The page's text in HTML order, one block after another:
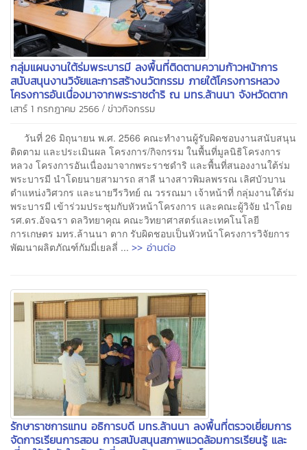
กลุ่มแผนงานใต้ร่มพระบารมี ลงพื้นที่ติดตามความก้าวหน้าการ
สนับสนุนงานวิจัยและการสร้างนวัตกรรม ภายใต้โครงการหลวง
โครงการอันเนื่องมาจากพระราชดำริ ณ มทร.ล้านนา จังหวัดตาก
เสาร์ 1 กรกฎาคม 2566 / ข่าวกิจกรรม
วันที่ 26 มิถุนายน พ.ศ. 2566 คณะทำงานผู้รับผิดชอบงานสนับสนุน
ติดตาม และประเมินผล โครงการ/กิจกรรม ในพื้นที่มูลนิธิโครงการ
หลวง โครงการอันเนื่องมาจากพระราชดำริ และพื้นที่สนองงานใต้ร่ม
พระบารมี นำโดยนายสามารถ สาลี นางสาวพิมลพรรณ เลิศบัวบาน
ตำแหน่งวิศวกร และนายวีรวิทย์ ณ วรรณมา เจ้าหน้าที่ กลุ่มงานใต้ร่ม
พระบารมี เข้าร่วมประชุมกับหัวหน้าโครงการ และคณะผู้วิจัย นำโดย
รศ.ดร.อัจฉรา ดลวิทยาคุณ คณะวิทยาศาสตร์และเทคโนโลยี
การเกษตร มทร.ล้านนา ตาก รับผิดชอบเป็นหัวหน้าโครงการวิจัยการ
พัฒนาผลิตภัณฑ์กัมมี่เยลลี่ ... >> อ่านต่อ
รักษาราชการแทน อธิการบดี มทร.ล้านนา ลงพื้นที่ตรวจเยี่ยมการ
จัดการเรียนการสอน การสนับสนุนสภาพแวดล้อมการเรียนรู้ และ